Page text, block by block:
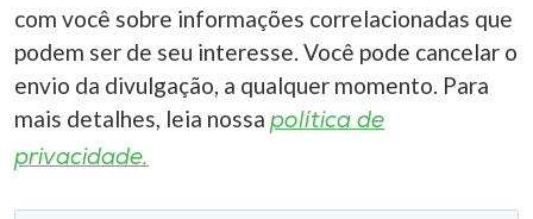
com você sobre informações correlacionadas que
podem ser de seu interesse. Você pode cancelar o
envio da divulgação, a qualquer momento. Para
mais detalhes, leia nossa política de
privacidade.